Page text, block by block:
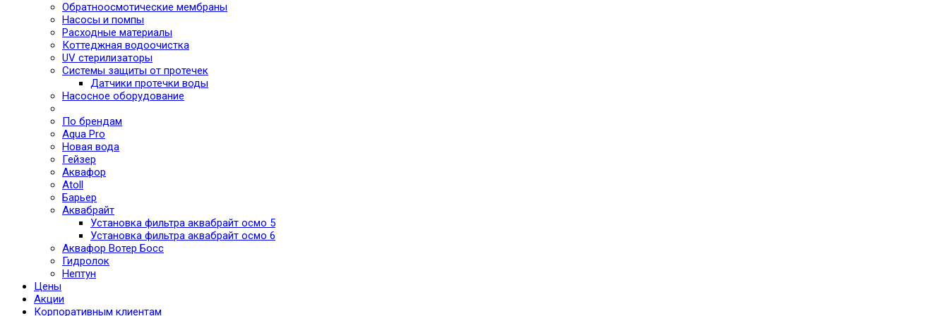
Обратноосмотические мембраны
Насосы и помпы
Расходные материалы
Коттеджная водоочистка
UV стерилизаторы
Системы защиты от протечек
Датчики протечки воды
Насосное оборудование
По брендам
Aqua Pro
Новая вода
Гейзер
Аквафор
Atoll
Барьер
Аквабрайт
Установка фильтра аквабрайт осмо 5
Установка фильтра аквабрайт осмо 6
Аквафор Вотер Босс
Гидролок
Нептун
Цены
Акции
Корпоративным клиентам